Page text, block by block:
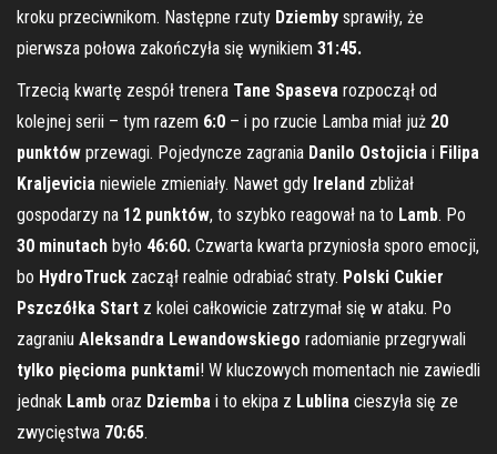
kroku przeciwnikom. Następne rzuty Dziemby sprawiły, że
pierwsza połowa zakończyła się wynikiem 31:45.
Trzecią kwartę zespół trenera Tane Spaseva rozpoczął od
kolejnej serii – tym razem 6:0 – i po rzucie Lamba miał już 20
punktów przewagi. Pojedyncze zagrania Danilo Ostojicia i Filipa
Kraljevicia niewiele zmieniały. Nawet gdy Ireland zbliżał
gospodarzy na 12 punktów, to szybko reagował na to Lamb. Po
30 minutach było 46:60. Czwarta kwarta przyniosła sporo emocji,
bo HydroTruck zaczął realnie odrabiać straty. Polski Cukier
Pszczółka Start z kolei całkowicie zatrzymał się w ataku. Po
zagraniu Aleksandra Lewandowskiego radomianie przegrywali
tylko pięcioma punktami! W kluczowych momentach nie zawiedli
jednak Lamb oraz Dziemba i to ekipa z Lublina cieszyła się ze
zwycięstwa 70:65.